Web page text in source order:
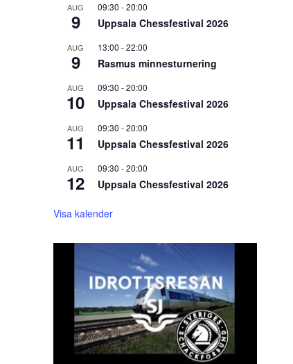
AUG
9
09:30 -20:00
Uppsala Chessfestival 2026
AUG
9
13:00 -22:00
Rasmus minnesturnering
AUG
10
09:30 -20:00
Uppsala Chessfestival 2026
AUG
11
09:30 -20:00
Uppsala Chessfestival 2026
AUG
12
09:30 -20:00
Uppsala Chessfestival 2026
Visa kalender